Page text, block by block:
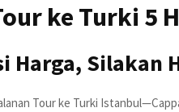
ke Turki 5
Harga, Silakan
Tour ke Turki